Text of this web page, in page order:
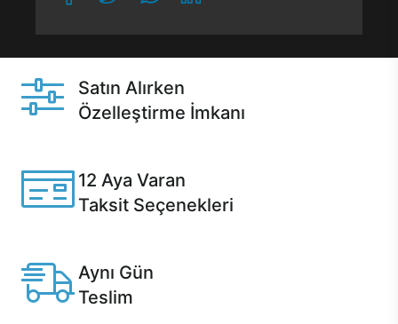
Satın Alırken
Özelleştirme İmkanı
12 Aya Varan
Taksit Seçenekleri
Aynı Gün
Teslim